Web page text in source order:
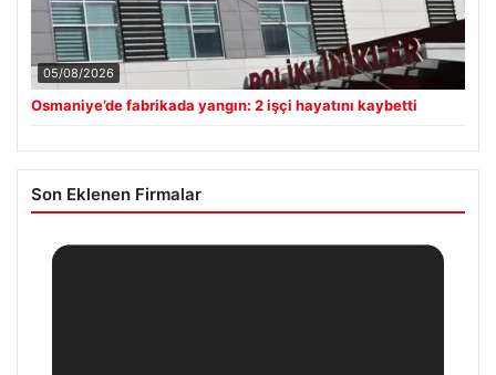
05/08/2026
Osmaniye’de fabrikada yangın: 2 işçi hayatını kaybetti
Son Eklenen Firmalar